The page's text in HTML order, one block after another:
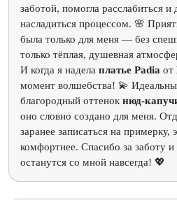
заботой, помогла расслабиться и
насладиться процессом. 🌸
была только для меня — без
только тёплая, душевная
И когда я надела платье Padia от
момент волшебства! 💫
благородный оттенок нюд-
оно словно создано для меня.
заранее записаться на примерку,
комфортнее. Спасибо за заботу
останутся со мной навсегда! 💖